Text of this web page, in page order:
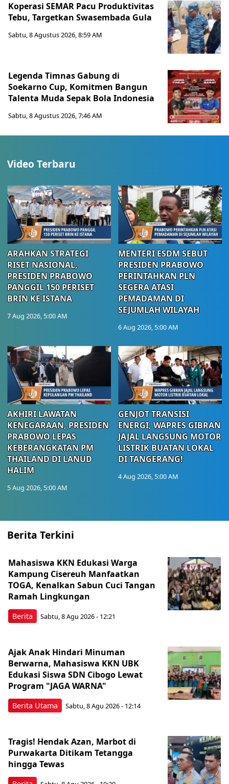
Koperasi SEMAR Pacu Produktivitas
Tebu, Targetkan Swasembada Gula
Sabtu, 8 Agustus 2026, 8:59 AM
Legenda Timnas Gabung di
Soekarno Cup, Komitmen Bangun
Talenta Muda Sepak Bola Indonesia
Sabtu, 8 Agustus 2026, 7:46 AM
Video Terbaru
ARAHKAN STRATEGI
RISET NASIONAL,
PRESIDEN PRABOWO
PANGGIL 150 PERISET
BRIN KE ISTANA
7 Aug 2026, 5:00 AM
MENTERI ESDM SEBUT
PRESIDEN PRABOWO
PERINTAHKAN PLN
SEGERA ATASI
PEMADAMAN DI
SEJUMLAH WILAYAH
6 Aug 2026, 5:00 AM
AKHIRI LAWATAN
KENEGARAAN, PRESIDEN
PRABOWO LEPAS
KEBERANGKATAN PM
THAILAND DI LANUD
HALIM
5 Aug 2026, 5:00 AM
GENJOT TRANSISI
ENERGI, WAPRES GIBRAN
JAJAL LANGSUNG MOTOR
LISTRIK BUATAN LOKAL
DI TANGERANG!
4 Aug 2026, 5:00 AM
Berita Terkini
Berita
Mahasiswa KKN Edukasi Warga
Kampung Cisereuh Manfaatkan
TOGA, Kenalkan Sabun Cuci Tangan
Ramah Lingkungan
Sabtu, 8 Agu 2026 - 12:21
Berita Utama
Ajak Anak Hindari Minuman
Berwarna, Mahasiswa KKN UBK
Edukasi Siswa SDN Cibogo Lewat
Program "JAGA WARNA"
Sabtu, 8 Agu 2026 - 12:14
Tragis! Hendak Azan, Marbot di
Purwakarta Ditikam Tetangga
hingga Tewas